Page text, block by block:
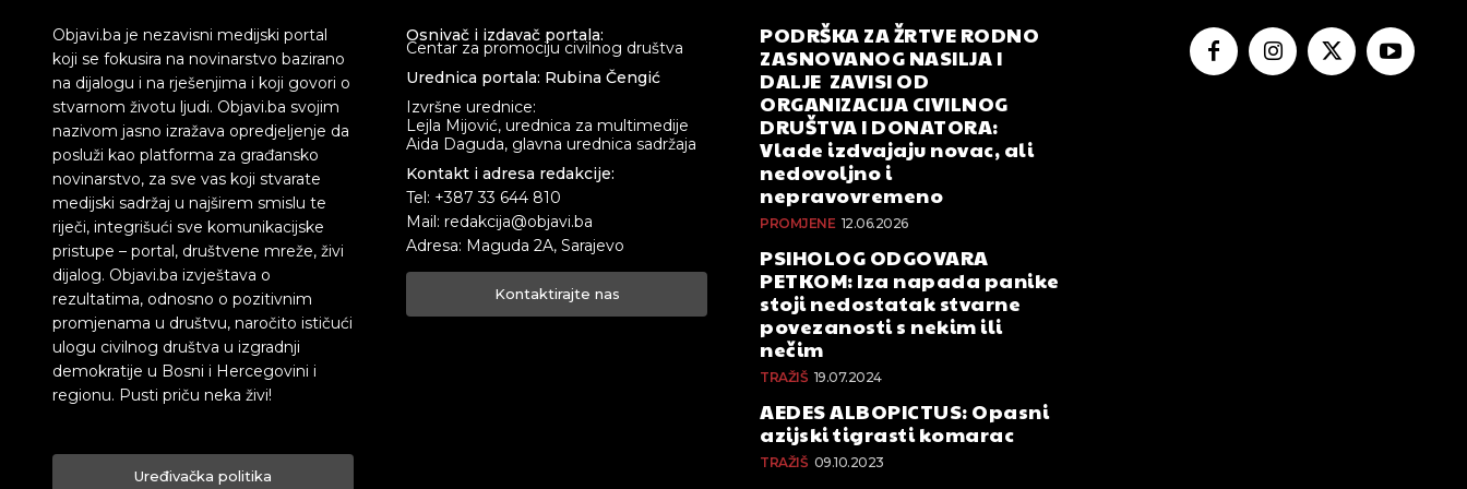
Objavi.ba je nezavisni medijski portal
koji se fokusira na novinarstvo bazirano
na dijalogu i na rješenjima i koji govori o
stvarnom životu ljudi. Objavi.ba svojim
nazivom jasno izražava opredjeljenje da
posluži kao platforma za građansko
novinarstvo, za sve vas koji stvarate
medijski sadržaj u najširem smislu te
riječi, integrišući sve komunikacijske
pristupe – portal, društvene mreže, živi
dijalog. Objavi.ba izvještava o
rezultatima, odnosno o pozitivnim
promjenama u društvu, naročito ističući
ulogu civilnog društva u izgradnji
demokratije u Bosni i Hercegovini i
regionu. Pusti priču neka živi!
Uređivačka politika
Osnivač i izdavač portala:
Centar za promociju civilnog društva
Urednica portala: Rubina Čengić
Izvršne urednice:
Lejla Mijović, urednica za multimedije
Aida Daguda, glavna urednica sadržaja
Kontakt i adresa redakcije:
Tel: +387 33 644 810
Mail: redakcija@objavi.ba
Adresa: Maguda 2A, Sarajevo
Kontaktirajte nas
PODRŠKA ZA ŽRTVE RODNO
ZASNOVANOG NASILJA I
DALJE ZAVISI OD
ORGANIZACIJA CIVILNOG
DRUŠTVA I DONATORA:
Vlade izdvajaju novac, ali
nedovoljno i
nepravovremeno
PROMJENE 12.06.2026
PSIHOLOG ODGOVARA
PETKOM: Iza napada panike
stoji nedostatak stvarne
povezanosti s nekim ili
nečim
TRAŽIŠ 19.07.2024
AEDES ALBOPICTUS: Opasni
azijski tigrasti komarac
TRAŽIŠ 09.10.2023